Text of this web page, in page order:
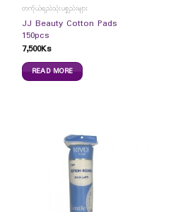
တကိုယ်ရည်သုံးပစ္စည်းများ
JJ Beauty Cotton Pads
150pcs
7,500Ks
READ MORE